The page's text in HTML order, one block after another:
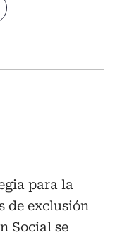
para la
de exclusión
Social se